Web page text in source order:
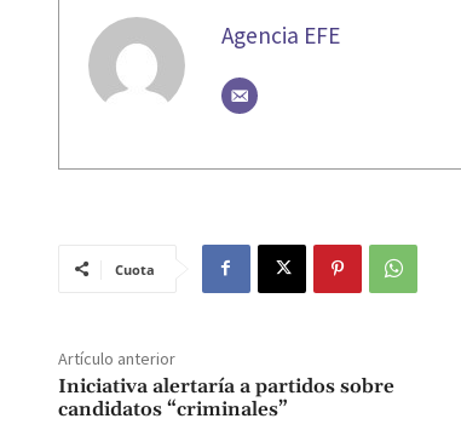
Agencia EFE
Cuota
Artículo anterior
Iniciativa alertaría a partidos sobre
candidatos “criminales”